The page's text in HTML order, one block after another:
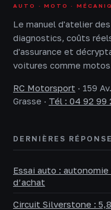
AUTO · MOTO ·
Le manuel d'atelier
diagnostics, coûts
d'assurance et
voitures comme
RC Motorsport · 159
Grasse · Tél : 04 92 99
DERNIÈRES
Essai auto :
d’achat
Circuit Silverstone :